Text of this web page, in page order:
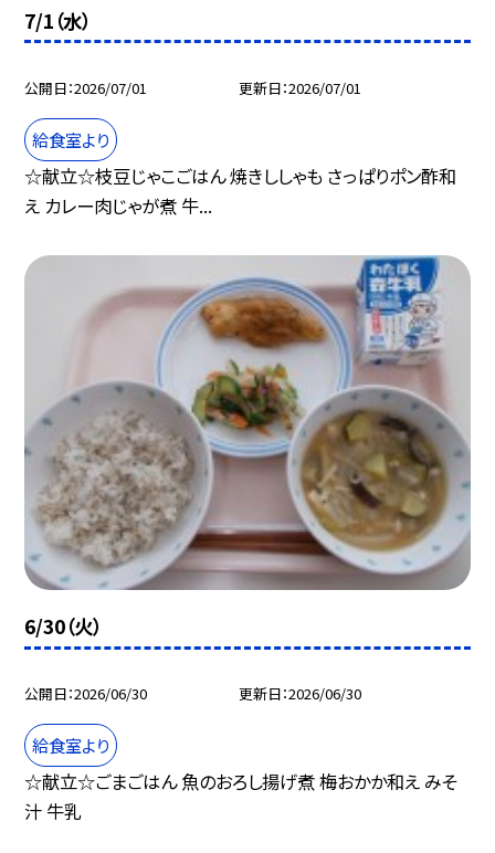
7/1（水）
公開日 2026/07/01 更新日 2026/07/01
給食室より
☆献立☆枝豆じゃこごはん 焼きししゃも さっぱりポン酢和
え カレー肉じゃが煮 牛...
6/30（火）
公開日 2026/06/30 更新日 2026/06/30
給食室より
☆献立☆ごまごはん 魚のおろし揚げ煮 梅おかか和え みそ
汁 牛乳